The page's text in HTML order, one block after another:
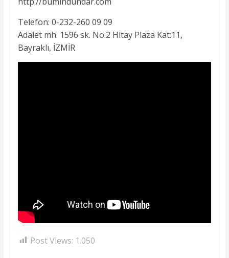
Telefon: 0-232-260 09 09
Adalet mh. 1596 sk. No:2 Hitay Plaza Kat:11,
Bayraklı, İZMİR
Post Views: 1.050